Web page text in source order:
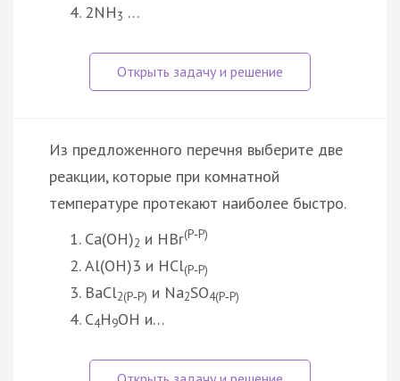
2NH3 …
Из предложенного перечня выберите две
реакции, которые при комнатной
температуре протекают наиболее быстро.
Ca(OH)2 и HBr(Р‑Р)
Al(OH)3 и HCl(Р‑Р)
BaCl2(Р‑Р) и Na2SO4(Р‑Р)
C4H9OH и…